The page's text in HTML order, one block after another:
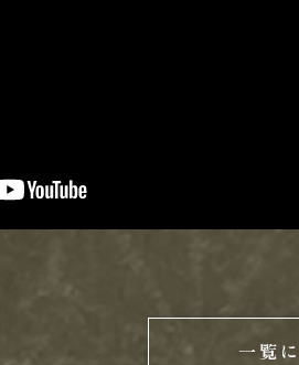
一覧